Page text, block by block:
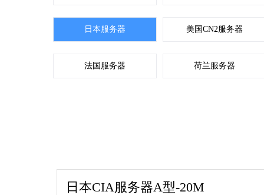
日本服务器 美国CN2服务器
法国服务器 荷兰服务器
日本CIA服务器A型-20M